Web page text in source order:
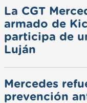
La CGT
armado de
participa de
Luján
Mercedes
prevención